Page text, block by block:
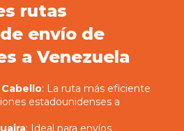
rutas
envío de
a Venezuela
: La ruta más eficiente
estadounidenses a
: Ideal para envíos